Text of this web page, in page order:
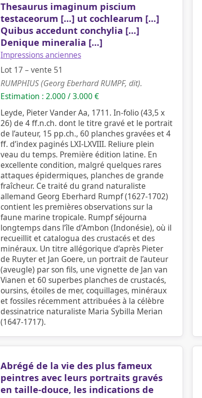
Thesaurus imaginum piscium
testaceorum […] ut cochlearum […]
Quibus accedunt conchylia […]
Denique mineralia […]
Impressions anciennes
Lot 17 – vente 51
RUMPHIUS (Georg Eberhard RUMPF, dit).
Estimation : 2.000 / 3.000 €
Leyde, Pieter Vander Aa, 1711. In-folio (43,5 x
26) de 4 ff.n.ch. dont le titre gravé et le portrait
de l’auteur, 15 pp.ch., 60 planches gravées et 4
ff. d’index paginés LXI-LXVIII. Reliure plein
veau du temps. Première édition latine. En
excellente condition, malgré quelques rares
attaques épidermiques, planches de grande
fraîcheur. Ce traité du grand naturaliste
allemand Georg Eberhard Rumpf (1627-1702)
contient les premières observations sur la
faune marine tropicale. Rumpf séjourna
longtemps dans l’île d’Ambon (Indonésie), où il
recueillit et catalogua des crustacés et des
minéraux. Un titre allégorique d’après Pieter
de Ruyter et Jan Goere, un portrait de l’auteur
(aveugle) par son fils, une vignette de Jan van
Vianen et 60 superbes planches de crustacés,
oursins, étoiles de mer, coquillages, minéraux
et fossiles récemment attribuées à la célèbre
dessinatrice naturaliste Maria Sybilla Merian
(1647-1717).
Abrégé de la vie des plus fameux
peintres avec leurs portraits gravés
en taille-douce, les indications de